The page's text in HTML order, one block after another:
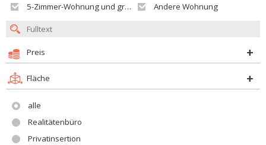
5-Zimmer-Wohnung und größer
Andere Wohnung
Preis
Fläche
alle
Realitätenbüro
Privatinsertion